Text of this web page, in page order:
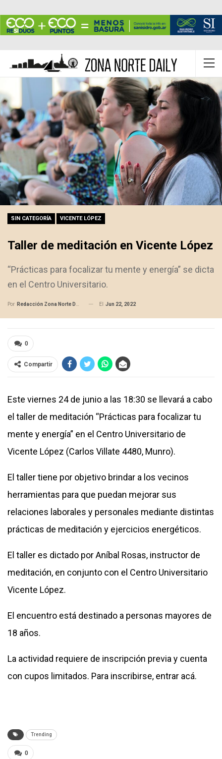
SIN CATEGORÍA VICENTE LÓPEZ
Taller de meditación en Vicente López
“Prácticas para focalizar tu mente y energía” se dicta
en el Centro Universitario.
Por Redacción Zona Norte Daily El Jun 22, 2022
0
Compartir
Este viernes 24 de junio a las 18:30 se llevará a cabo
el taller de meditación “Prácticas para focalizar tu
mente y energía” en el Centro Universitario de
Vicente López (Carlos Villate 4480, Munro).
El taller tiene por objetivo brindar a los vecinos
herramientas para que puedan mejorar sus
relaciones laborales y personales mediante distintas
prácticas de meditación y ejercicios energéticos.
El taller es dictado por Aníbal Rosas, instructor de
meditación, en conjunto con el Centro Universitario
Vicente López.
El encuentro está destinado a personas mayores de
18 años.
La actividad requiere de inscripción previa y cuenta
con cupos limitados. Para inscribirse, entrar acá.
Trending
0